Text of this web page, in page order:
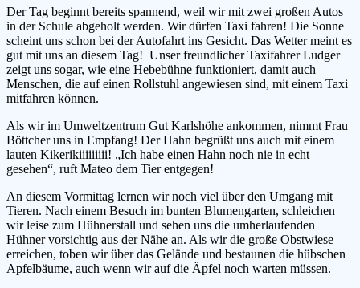
Der Tag beginnt bereits spannend, weil wir mit zwei großen Autos
in der Schule abgeholt werden. Wir dürfen Taxi fahren! Die Sonne
scheint uns schon bei der Autofahrt ins Gesicht. Das Wetter meint es
gut mit uns an diesem Tag! Unser freundlicher Taxifahrer Ludger
zeigt uns sogar, wie eine Hebebühne funktioniert, damit auch
Menschen, die auf einen Rollstuhl angewiesen sind, mit einem Taxi
mitfahren können.
Als wir im Umweltzentrum Gut Karlshöhe ankommen, nimmt Frau
Böttcher uns in Empfang! Der Hahn begrüßt uns auch mit einem
lauten Kikerikiiiiiiiii! „Ich habe einen Hahn noch nie in echt
gesehen“, ruft Mateo dem Tier entgegen!
An diesem Vormittag lernen wir noch viel über den Umgang mit
Tieren. Nach einem Besuch im bunten Blumengarten, schleichen
wir leise zum Hühnerstall und sehen uns die umherlaufenden
Hühner vorsichtig aus der Nähe an. Als wir die große Obstwiese
erreichen, toben wir über das Gelände und bestaunen die hübschen
Apfelbäume, auch wenn wir auf die Äpfel noch warten müssen.